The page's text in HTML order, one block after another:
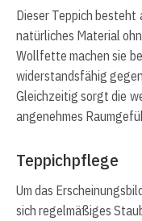
Dieser Teppich besteht
natürliches Material
Wollfette machen sie
widerstandsfähig
Gleichzeitig sorgt die
angenehmes
Teppichpflege
Um das
sich regelmäßiges